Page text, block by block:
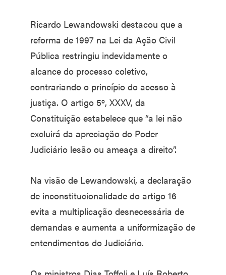
Ricardo Lewandowski destacou que a
reforma de 1997 na Lei da Ação Civil
Pública restringiu indevidamente o
alcance do processo coletivo,
contrariando o princípio do acesso à
justiça. O artigo 5º, XXXV, da
Constituição estabelece que “a lei não
excluirá da apreciação do Poder
Judiciário lesão ou ameaça a direito”.
Na visão de Lewandowski, a declaração
de inconstitucionalidade do artigo 16
evita a multiplicação desnecessária de
demandas e aumenta a uniformização de
entendimentos do Judiciário.